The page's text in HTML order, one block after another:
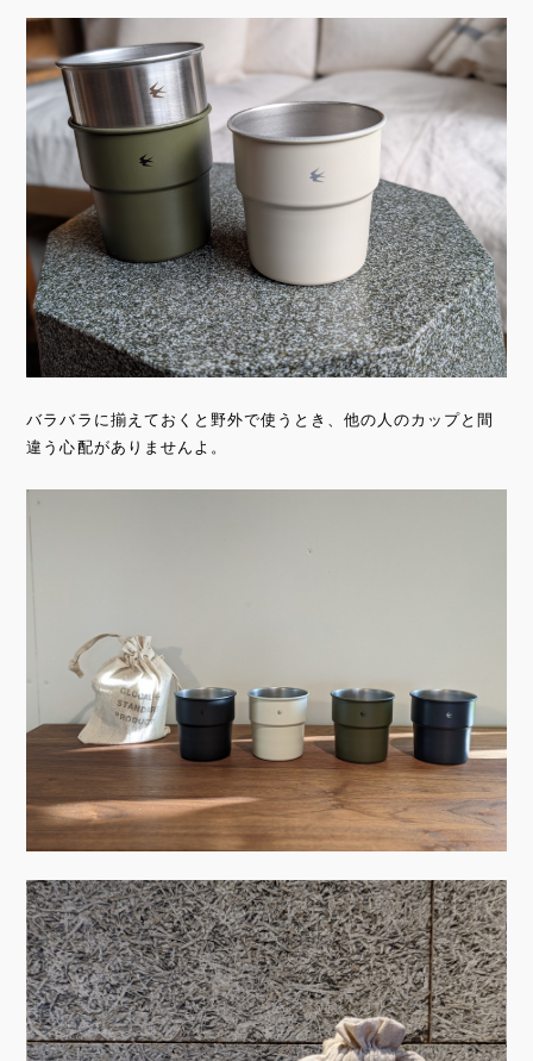
バラバラに揃えておくと野外で使うとき、他の人のカップと間
違う心配がありませんよ。